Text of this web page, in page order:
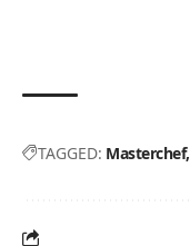
TAGGED: Masterchef